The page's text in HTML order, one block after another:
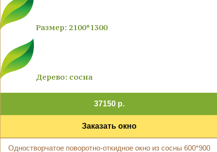
Размер: 2100*1300
Дерево: сосна
37150 р.
Заказать окно
Одностворчатое поворотно-откидное окно из сосны 600*900